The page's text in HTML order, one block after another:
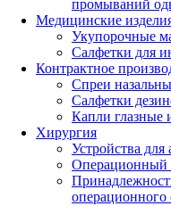
промываний
Медицинские
Укупорочные
Салфетки для
Контрактное
Спреи
Салфетки
Капли глазные
Хирургия
Устройства
операционного